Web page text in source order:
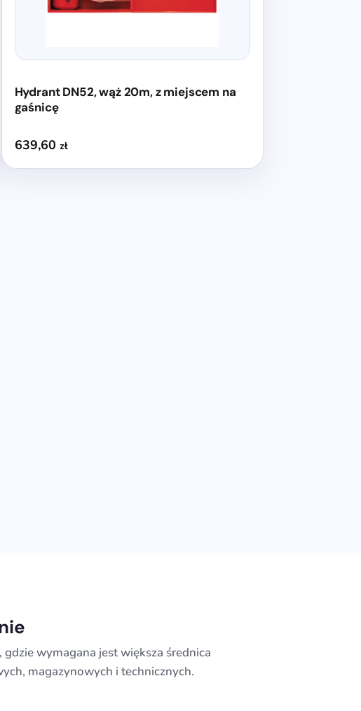
Hydrant DN52, wąż 20m, z miejscem na
gaśnicę
639,60 zł
wymagana jest większa średnica
magazynowych i technicznych.